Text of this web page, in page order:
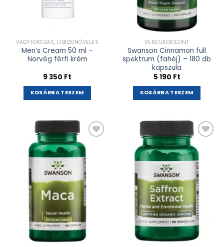
VÁGYFOKOZÁS, LIBIDÓNÖVELÉS
Men’s Cream 50 ml –
Norvég férfi krém
9 350 Ft
KOSÁRBA TESZEM
VÉRCUKORSZINT
Swanson Cinnamon full
spektrum (fahéj) – 180 db
kapszula
5 190 Ft
KOSÁRBA TESZEM
Kívánságlistához
adás
Kívánságlistához
adás